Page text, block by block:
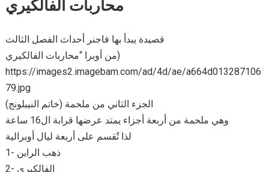
محاربات الفالكيري
قصيدة يبدأ بها فاجنر أحداث الفصل الثالث
من أوبرا “محاربات الفالكيري)
https://images2.imagebam.com/ad/4d/ae/a664d013287106
79.jpg
الجزء الثاني من ملحمة (خاتم النيبلونج)
وهي ملحمة من أربعة أجزاء يمتد عرضها قرابة ال16 ساعة
لذا تٌقسم على أربعة ليال أوبرالية
1- ذهب الراين
2- الفالكيري